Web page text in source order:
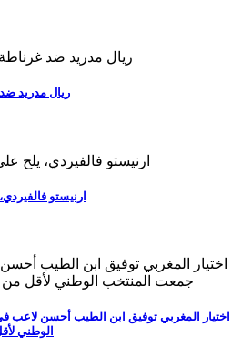
ريال مدريد ضد
ارنيستو
اختيار المغربي توفيق ابن الطيب أحسن لاعب
الوطني لأقل من 17 سنة